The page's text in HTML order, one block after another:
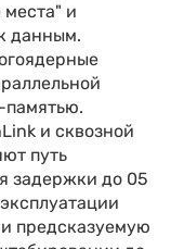
места" и
данным.
памятью.
и сквозной
путь
задержки до 05
предсказуемую